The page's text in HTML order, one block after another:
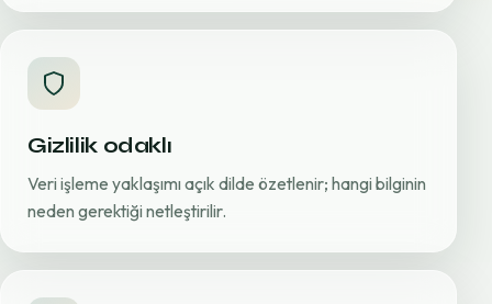
Gizlilik odaklı
Veri işleme yaklaşımı açık dilde özetlenir; hangi bilginin
neden gerektiği netleştirilir.